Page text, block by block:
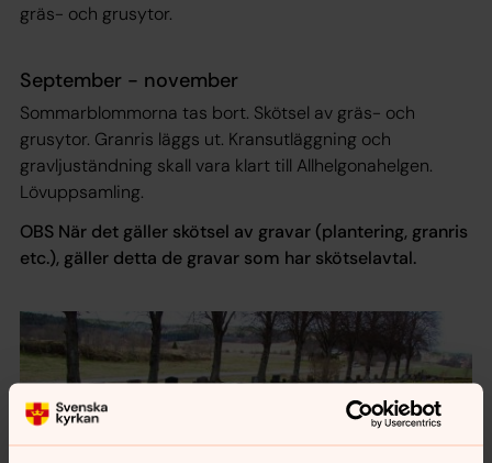
gräs- och grusytor.
September - november
Sommarblommorna tas bort. Skötsel av gräs- och
grusytor. Granris läggs ut. Kransutläggning och
gravljuständning skall vara klart till Allhelgonahelgen.
Lövuppsamling.
OBS När det gäller skötsel av gravar (plantering, granris
etc.), gäller detta de gravar som har skötselavtal.